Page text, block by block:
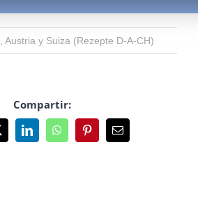
Austria y Suiza (Rezepte D-A-CH)
Compartir:
LinkedInWhatsAppPinterestCorreo